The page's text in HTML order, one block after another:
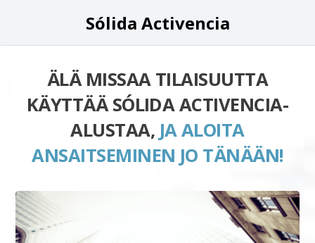
Sólida Activencia
ÄLÄ MISSAA TILAISUUTTA
KÄYTTÄÄ SÓLIDA ACTIVENCIA-
ALUSTAA, JA ALOITA
ANSAITSEMINEN JO TÄNÄÄN!